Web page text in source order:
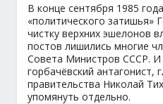
В конце сентября 1985
«политического затишья»
чистку верхних эшелонов
постов лишились многие
Совета Министров СССР. И
горбачёвский антагонист,
правительства Николай
упомянуть отдельно.